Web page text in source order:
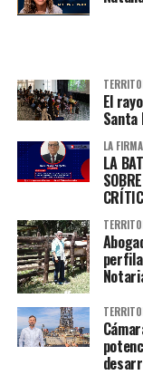
El
LA FIRMA
LA